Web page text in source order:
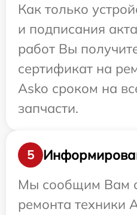
Как только
и подписания
работ Вы
сертификат на
Asko сроком на
запчасти.
5
Мы сообщим Вам
ремонта техники